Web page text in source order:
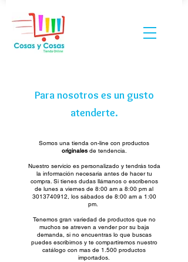
Para nosotros es un gusto
atenderte.
Somos una tienda on-line con productos
originales de tendencia.
Nuestro servicio es personalizado y tendrás toda
la información necesaria antes de hacer tu
compra. Si tienes dudas llámanos o escríbenos
de lunes a viernes de 8:00 am a 8:00 pm al
3013740912, los sábados de 8:00 am a 1:00
pm.
Tenemos gran variedad de productos que no
muchos se atreven a vender por su baja
demanda, si no encuentras lo que buscas
puedes escribirnos y te compartiremos nuestro
catálogo con mas de 1.500 productos
importados.